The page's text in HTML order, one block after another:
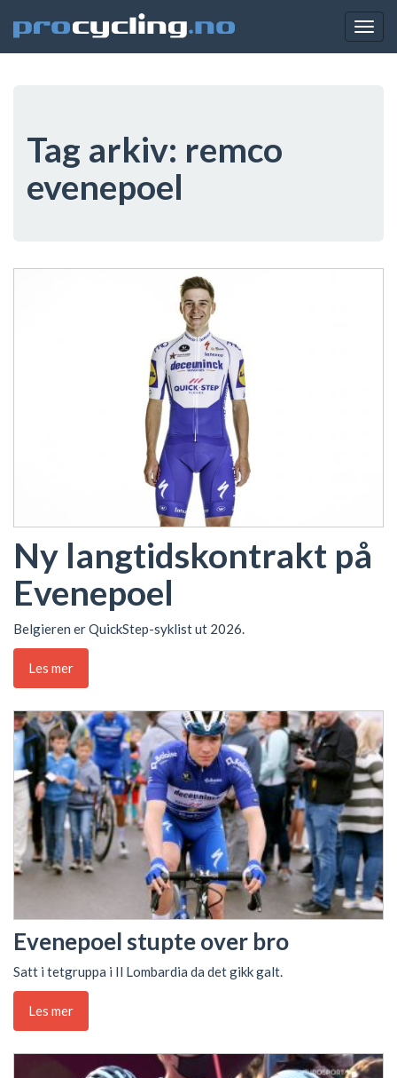
Tag arkiv: remco
evenepoel
Ny langtidskontrakt på
Evenepoel
Belgieren er QuickStep-syklist ut 2026.
Les mer
Evenepoel stupte over bro
Satt i tetgruppa i Il Lombardia da det gikk galt.
Les mer